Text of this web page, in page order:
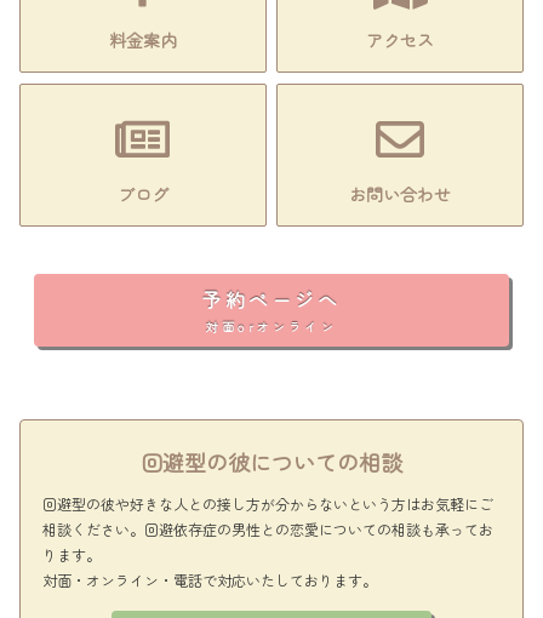
料金案内 アクセス
ブログ お問い合わせ
予約ページへ
対面orオンライン
回避型の彼についての相談
回避型の彼や好きな人との接し方が分からないという方はお気軽にご
相談ください。回避依存症の男性との恋愛についての相談も承ってお
ります。
対面・オンライン・電話で対応いたしております。